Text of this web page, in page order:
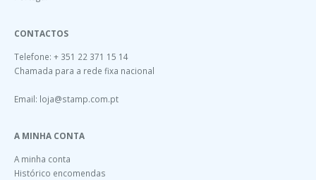
CONTACTOS
Telefone: + 351 22 371 15 14
Chamada para a rede fixa nacional
Email: loja@stamp.com.pt
A MINHA CONTA
A minha conta
Histórico encomendas